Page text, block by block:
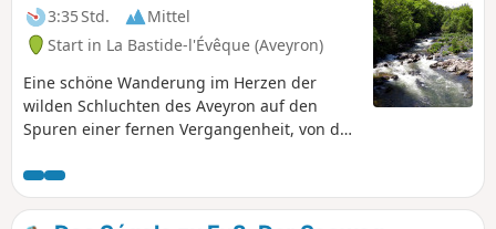
3:35 Std.
Mittel
Start in La Bastide-l'Évêque (Aveyron)
Eine schöne Wanderung im Herzen der
wilden Schluchten des Aveyron auf den
Spuren einer fernen Vergangenheit, von der
ist. Panoramablick auf das Tal des Aveyron
und Wanderung am Flussufer entlang.